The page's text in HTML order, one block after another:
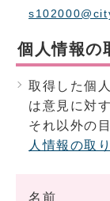
個人情報の
取得した個
は意見に対
それ以外の
人情報の取
名前